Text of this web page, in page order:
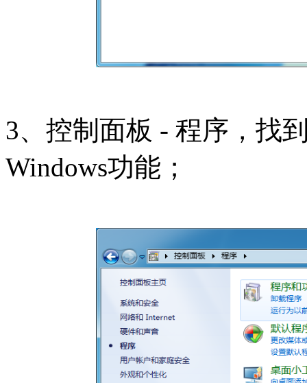
3、控制面板 - 程序，找
Windows功能；